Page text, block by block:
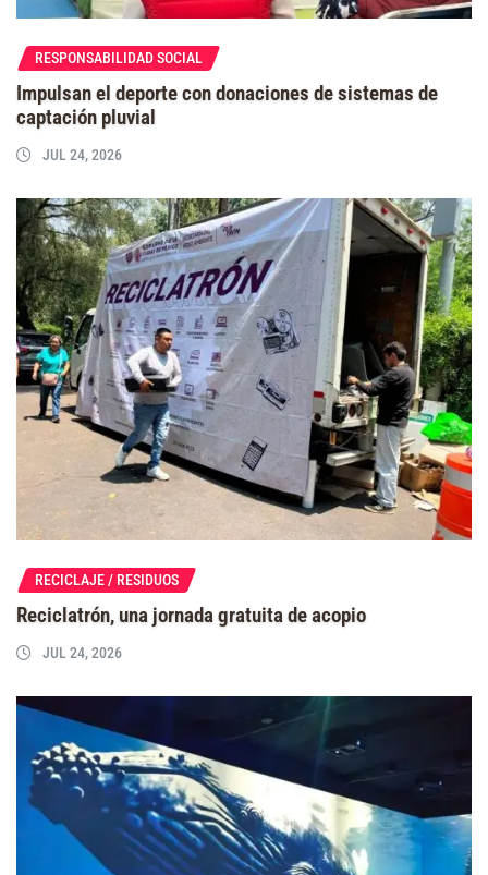
RESPONSABILIDAD SOCIAL
Impulsan el deporte con donaciones de sistemas de
captación pluvial
JUL 24, 2026
RECICLAJE / RESIDUOS
Reciclatrón, una jornada gratuita de acopio
JUL 24, 2026